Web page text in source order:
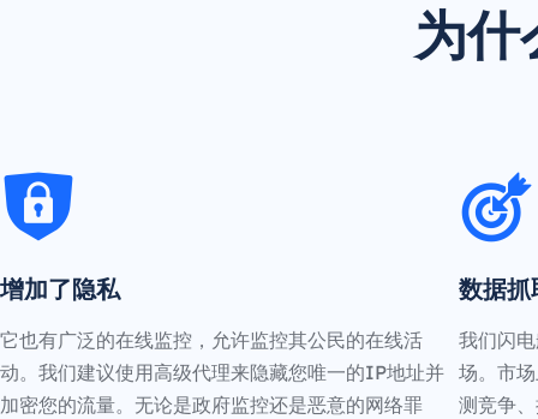
为什
增加了隐私
它也有广泛的在线监控，允许监控其公民的在线活
动。我们建议使用高级代理来隐藏您唯一的IP地址并
加密您的流量。无论是政府监控还是恶意的网络罪
数据抓
我们闪
场。市
测竞争